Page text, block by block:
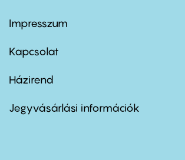
Footer
first
Impresszum
Kapcsolat
Footer
second
Házirend
Jegyvásárlási információk